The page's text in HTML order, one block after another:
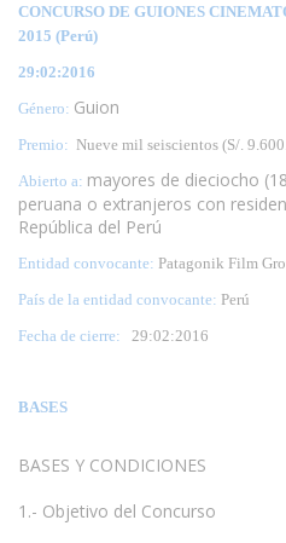
CONCURSO DE GUIONES
2015 (Perú)
29:02:2016
Género: Guion
Premio: Nueve mil seiscientos (S/.
Abierto a: mayores de dieciocho
peruana o extranjeros con
República del Perú
Entidad convocante: Patagonik Film
País de la entidad convocante: Perú
Fecha de cierre: 29:02:2016
BASES
BASES Y CONDICIONES
1.- Objetivo del Concurso